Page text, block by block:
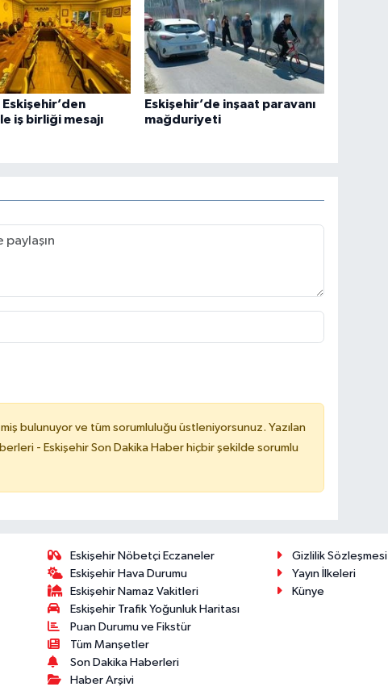
Eskişehir’den
iş birliği mesajı
Eskişehir’de inşaat paravanı
mağduriyeti
bulunuyor ve tüm sorumluluğu üstleniyorsunuz. Yazılan
- Eskişehir Son Dakika Haber hiçbir şekilde sorumlu
Eskişehir Nöbetçi Eczaneler
Eskişehir Hava Durumu
Eskişehir Namaz Vakitleri
Eskişehir Trafik Yoğunluk Haritası
Puan Durumu ve Fikstür
Tüm Manşetler
Son Dakika Haberleri
Haber Arşivi
Gizlilik Sözleşmesi
Yayın İlkeleri
Künye